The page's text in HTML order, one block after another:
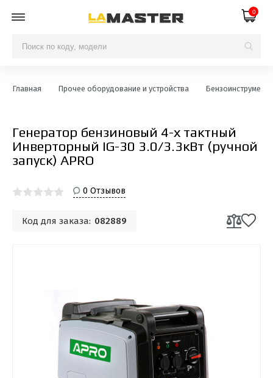
0
Главная Прочее оборудование и устройства
Генератор бензиновый 4-х тактный
Инверторный IG-30 3.0/3.3кВт (ручной
запуск) APRO
0 Отзывов
Код для заказа: 082889